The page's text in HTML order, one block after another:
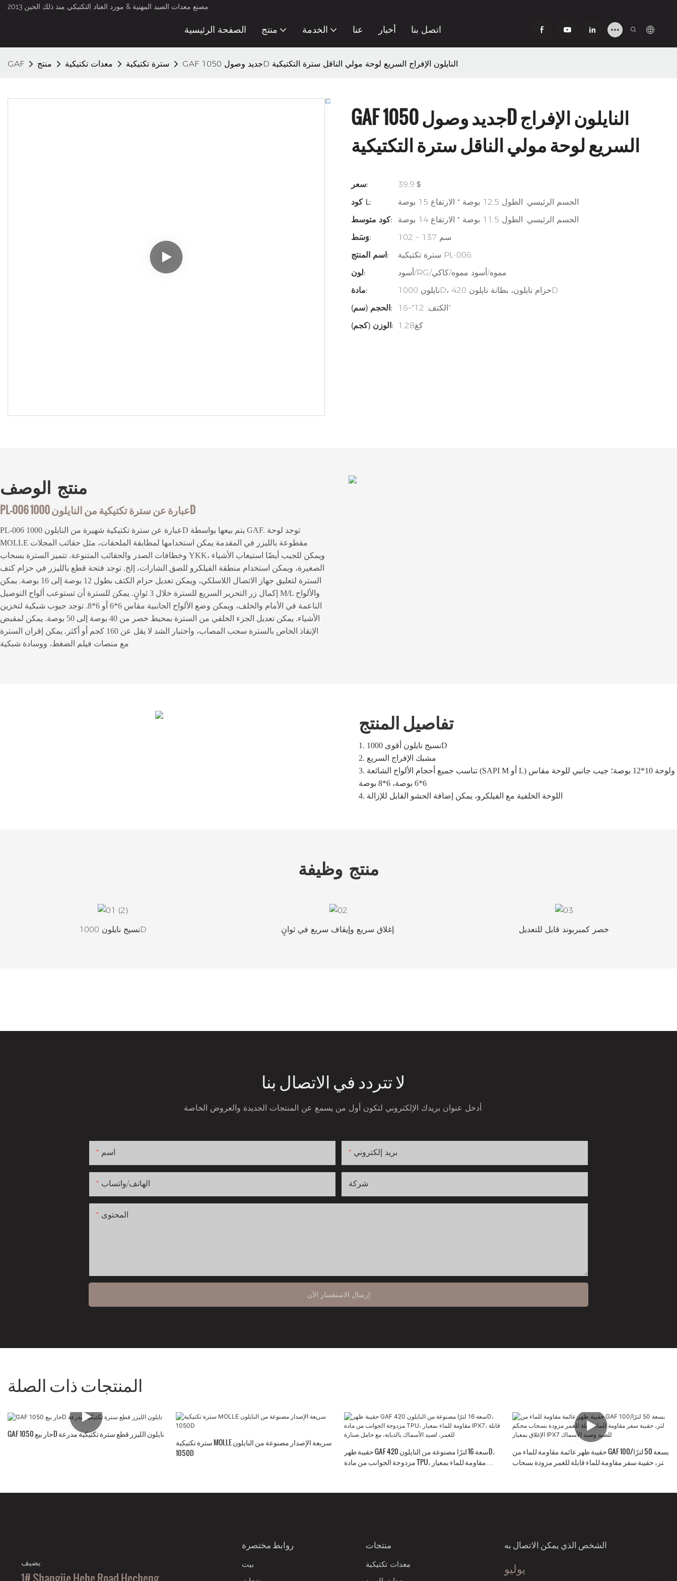
مصنع معدات الصيد المهنية & مورد العتاد التكتيكي منذ ذلك الحين 2013
الصفحة الرئيسية منتج الخدمة عنا أخبار اتصل بنا
GAF منتج معدات تكتيكية سترة تكتيكية GAF جديد وصول 1050D النايلون الإفراج السريع لوحة مولي الناقل سترة التكتيكية
GAF جديد وصول 1050D النايلون الإفراج
السريع لوحة مولي الناقل سترة التكتيكية
سعر:
39.9＄
كود L:
الجسم الرئيسي: الطول 12.5 بوصة * الارتفاع 15 بوصة
كود متوسط:
الجسم الرئيسي: الطول 11.5 بوصة * الارتفاع 14 بوصة
وَسَط:
102 ~ 137 سم
اسم المنتج:
سترة تكتيكية PL-006
لون:
أسود/RG/مموه/أسود مموه/كاكي
مادة:
نايلون 1000D، حزام نايلون، بطانة نايلون 420D
الحجم (سم):
الكتف: 12"~16"
الوزن (كجم):
كغ1.28
منتج الوصف
PL-006 عبارة عن سترة تكتيكية من النايلون 1000D
PL-006 عبارة عن سترة تكتيكية شهيرة من النايلون 1000D يتم بيعها بواسطة GAF. توجد لوحة
MOLLE مقطوعة بالليزر في المقدمة يمكن استخدامها لمطابقة الملحقات، مثل حقائب المجلات
وخطافات الصدر والحقائب المتنوعة. تتميز السترة بسحاب YKK، ويمكن للجيب أيضًا استيعاب الأشياء
الصغيرة، ويمكن استخدام منطقة الفيلكرو للصق الشارات، إلخ. توجد فتحة قطع بالليزر في حزام كتف
السترة لتعليق جهاز الاتصال اللاسلكي، ويمكن تعديل حزام الكتف بطول 12 بوصة إلى 16 بوصة. يمكن
إكمال زر التحرير السريع للسترة خلال 3 ثوانٍ. يمكن للسترة أن تستوعب ألواح التوصيل M/L والألواح
الناعمة في الأمام والخلف، ويمكن وضع الألواح الجانبية مقاس 6*6 أو 6*8. توجد جيوب شبكية لتخزين
الأشياء. يمكن تعديل الجزء الخلفي من السترة بمحيط خصر من 40 بوصة إلى 50 بوصة. يمكن لمقبض
الإنقاذ الخاص بالسترة سحب المصاب، واختبار الشد لا يقل عن 160 كجم أو أكثر. يمكن إقران السترة
مع منصات فيلم الضغط، ووسادة شبكية
تفاصيل المنتج
1.
نسيج نايلون أقوى 1000D
2. مشبك الإفراج السريع
3. تناسب جميع أحجام الألواح الشائعة (SAPI M أو L) ولوحة 10*12 بوصة؛ جيب جانبي للوحة مقاس
6*6 بوصة، 6*8 بوصة
4. اللوحة الخلفية مع الفيلكرو، يمكن إضافة الحشو القابل للإزالة
منتج وظيفة
نسيج نايلون 1000D إغلاق سريع وإيقاف سريع في ثوانٍ. خصر كمبربوند قابل للتعديل
لا تتردد في الاتصال بنا
أدخل عنوان بريدك الإلكتروني لتكون أول من يسمع عن المنتجات الجديدة والعروض الخاصة.
اسم بريد إلكتروني
الهاتف/واتساب شركة
المحتوى
إرسال الاستفسار الآن
المنتجات ذات الصلة
GAF حار بيع 1050D نايلون الليزر قطع سترة تكتيكية مدرعة
سترة تكتيكية MOLLE سريعة الإصدار مصنوعة من النايلون
1050D
حقيبة ظهر GAF سعة 16 لترًا مصنوعة من النايلون 420D،
مزدوجة الجوانب من مادة TPU، مقاومة للماء بمعيار
حقيبة ظهر عائمة مقاومة للماء من GAF بسعة 50 لترًا/100
لتر، حقيبة سفر مقاومة للماء قابلة للغمر مزودة بسحاب
يضيف:
روابط مختصرة
بيت
منتجات
معدات تكتيكية
الشخص الذي يمكن الاتصال به
يوليو